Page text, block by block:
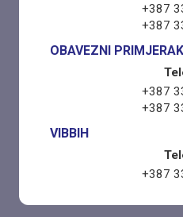
+387
+387
OBAVEZNI PRIMJERAK
+387
+387
VIBBIH
+387